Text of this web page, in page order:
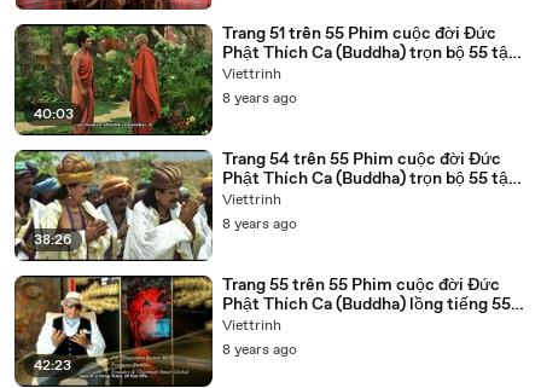
40:03
Trang 51 trên 55 Phim cuộc đời Đức
Phật Thích Ca (Buddha) trọn bộ 55 tập
lồng tiếng
Viettrinh
8 years ago
38:26
Trang 54 trên 55 Phim cuộc đời Đức
Phật Thích Ca (Buddha) trọn bộ 55 tập
lồng tiếng
Viettrinh
8 years ago
42:23
Trang 55 trên 55 Phim cuộc đời Đức
Phật Thích Ca (Buddha) lồng tiếng 55
tập trọn bộ
Viettrinh
8 years ago